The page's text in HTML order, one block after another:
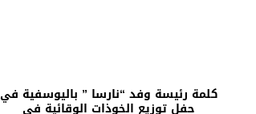
كلمة رئيسة وفد “نارسا ” باليوسفية في
حفل توزيع الخوذات الوقائية في